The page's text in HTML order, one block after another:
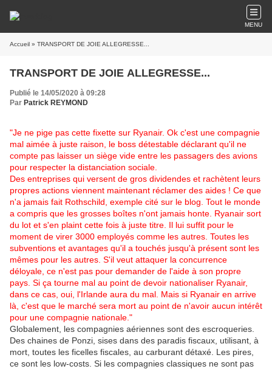
MENU
Accueil » TRANSPORT DE JOIE ALLEGRESSE...
TRANSPORT DE JOIE ALLEGRESSE...
Publié le 14/05/2020 à 09:28
Par Patrick REYMOND
"Je ne pige pas cette fixette sur Ryanair. Ok c'est une compagnie
mal aimée à juste raison, le boss détestable déclarant qu'il ne
compte pas laisser un siège vide entre les passagers des avions
pour respecter la distanciation sociale.
Des entreprises qui versent de gros dividendes et rachètent leurs
propres actions viennent maintenant réclamer des aides ! Ce que
n'a jamais fait Rothschild, exemple cité sur le blog. Tout le monde
a compris que les grosses boîtes n'ont jamais honte. Ryanair sort
du lot et s'en plaint cette fois à juste titre. Il lui suffit pour le
moment de virer 3000 employés comme les autres. Toutes les
subventions et avantages qu'il a touchés jusqu'à présent sont les
mêmes pour les autres. S'il veut attaquer la concurrence
déloyale, ce n'est pas pour demander de l'aide à son propre
pays. Si ça tourne mal au point de devoir nationaliser Ryanair,
dans ce cas, oui, l'Irlande aura du mal. Mais si Ryanair en arrive
là, c'est que le marché sera mort au point de n'avoir aucun intérêt
pour une compagnie nationale."
Globalement, les compagnies aériennes sont des escroqueries.
Des chaines de Ponzi, sises dans des paradis fiscaux, utilisant, à
mort, toutes les ficelles fiscales, au carburant détaxé. Les pires,
ce sont les low-costs. Si les compagnies classiques ne sont pas